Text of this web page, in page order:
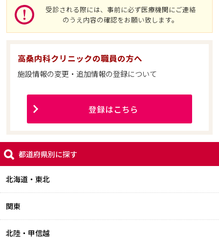
受診される際には、事前に必ず医療機関にご連絡
のうえ内容の確認をお願い致します。
高桑内科クリニックの職員の方へ
施設情報の変更・追加情報の登録について
登録はこちら
都道府県別に探す
北海道・東北
関東
北陸・甲信越